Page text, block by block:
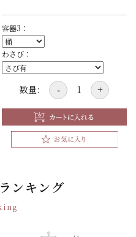
容器3：
わさび：
数量: - +
ンキング